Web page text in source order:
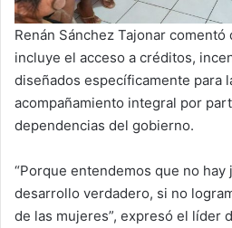
Renán Sánchez Tajonar
incluye el acceso a créditos,
diseñados específicamente para
acompañamiento integral por
dependencias del gobierno.
“Porque entendemos que no hay
desarrollo verdadero, si no
de las mujeres”, expresó el líder